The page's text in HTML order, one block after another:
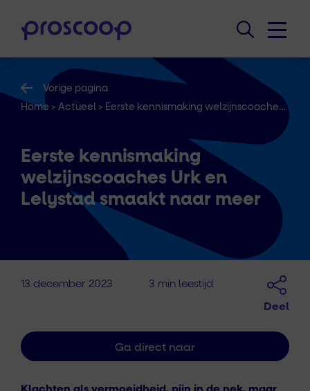
Vorige pagina
Home > Actueel > Eerste kennismaking welzijnscoaches Urk en Lelystad smaakt naar meer
Eerste kennismaking
welzijnscoaches Urk en
Lelystad smaakt naar meer
13 december 2023 3 min leestijd
Deel